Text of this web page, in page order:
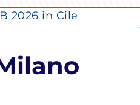
2026 in Cile